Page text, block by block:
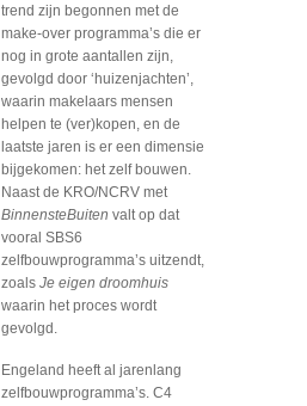
trend zijn begonnen met de
make-over programma’s die er
nog in grote aantallen zijn,
gevolgd door ‘huizenjachten’,
waarin makelaars mensen
helpen te (ver)kopen, en de
laatste jaren is er een dimensie
bijgekomen: het zelf bouwen.
Naast de KRO/NCRV met
BinnensteBuiten valt op dat
vooral SBS6
zelfbouwprogramma’s uitzendt,
zoals Je eigen droomhuis
waarin het proces wordt
gevolgd.
Engeland heeft al jarenlang
zelfbouwprogramma’s. C4